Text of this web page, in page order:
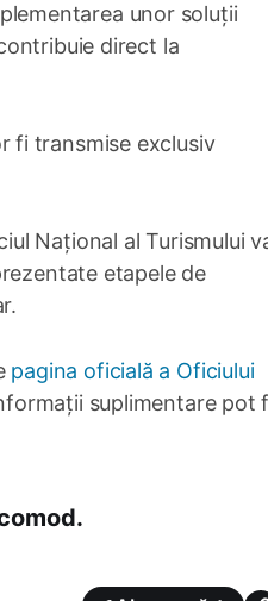
unor soluții
direct la
fi transmise exclusiv
Național al Turismului
etapele de
pagina oficială a Oficiului
suplimentare pot